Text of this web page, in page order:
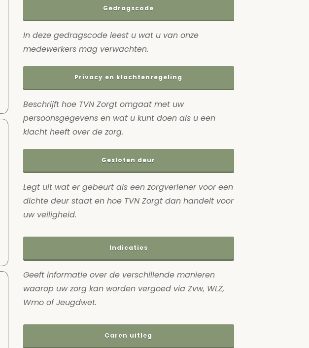
Gedragscode
In deze gedragscode leest u wat u van onze
medewerkers mag verwachten.
Privacy en klachtenregeling
Beschrijft hoe TVN Zorgt omgaat met uw
persoonsgegevens en wat u kunt doen als u een
klacht heeft over de zorg.
Gesloten deur
Legt uit wat er gebeurt als een zorgverlener voor een
dichte deur staat en hoe TVN Zorgt dan handelt voor
uw veiligheid.
Indicaties
Geeft informatie over de verschillende manieren
waarop uw zorg kan worden vergoed via Zvw, WLZ,
Wmo of Jeugdwet.
Caren uitleg